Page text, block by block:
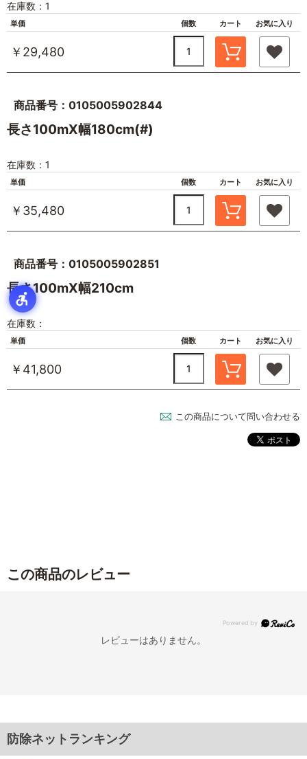
在庫数：1
単価 個数 カート お気に入り
￥29,480
商品番号：0105005902844
長さ100mX幅180cm(#)
在庫数：1
単価 個数 カート お気に入り
￥35,480
商品番号：0105005902851
長さ100mX幅210cm
在庫数：
単価 個数 カート お気に入り
￥41,800
この商品について問い合わせる
この商品のレビュー
レビューはありません。
防除ネットランキング